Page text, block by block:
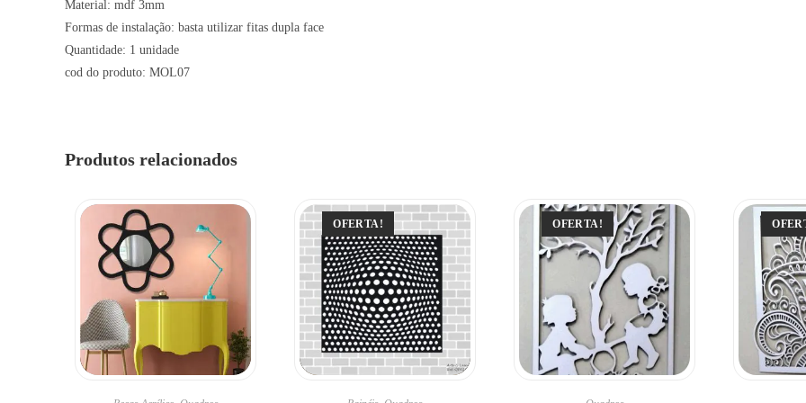
Material: mdf 3mm
Formas de instalação: basta utilizar fitas dupla face
Quantidade: 1 unidade
cod do produto: MOL07
Produtos relacionados
OFERTA! OFERTA!